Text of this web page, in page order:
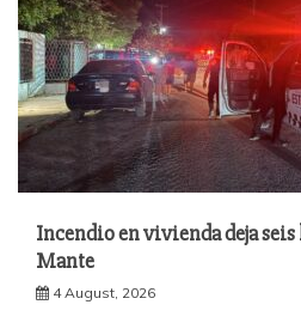
Incendio en vivienda deja seis
Mante
4 August, 2026